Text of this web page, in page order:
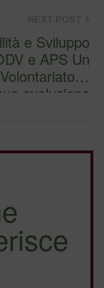
e Sviluppo
e APS Un
Volontariato in
evoluzione